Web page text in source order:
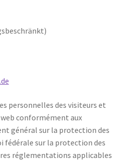
DE VENTE
personnelles des visiteurs et
conformément aux
général sur la protection des
fédérale sur la protection des
réglementations applicables